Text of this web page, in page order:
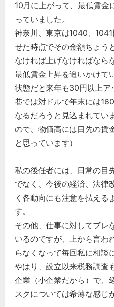
10月に上がって、最低賃金
っていました。
神奈川、東京は1040、
せた時点でその金額ちょう
なければ上げなければなら
最低賃金上昇を追いかけて
状態だと来年も30円以上ア
巷では対ドルで年末には
なるだろうと見込まれてい
ので、物価高には目先の賃
と思っています）
私の後任者には、日常の目
でなく、今後の経済、法律
く各動向にも注意を払える
す。
その他、仕事に対してブレ
いるのですが、上から言わ
らなくなって毎回私に相談
やはり、設立以来税務調査
企業（小企業だから）で、
スクについては希薄な感じ